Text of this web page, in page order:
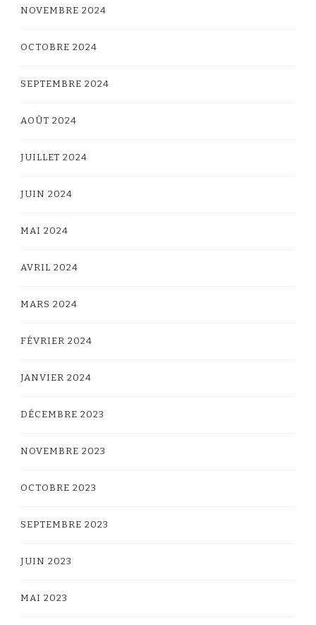
NOVEMBRE 2024
OCTOBRE 2024
SEPTEMBRE 2024
AOÛT 2024
JUILLET 2024
JUIN 2024
MAI 2024
AVRIL 2024
MARS 2024
FÉVRIER 2024
JANVIER 2024
DÉCEMBRE 2023
NOVEMBRE 2023
OCTOBRE 2023
SEPTEMBRE 2023
JUIN 2023
MAI 2023